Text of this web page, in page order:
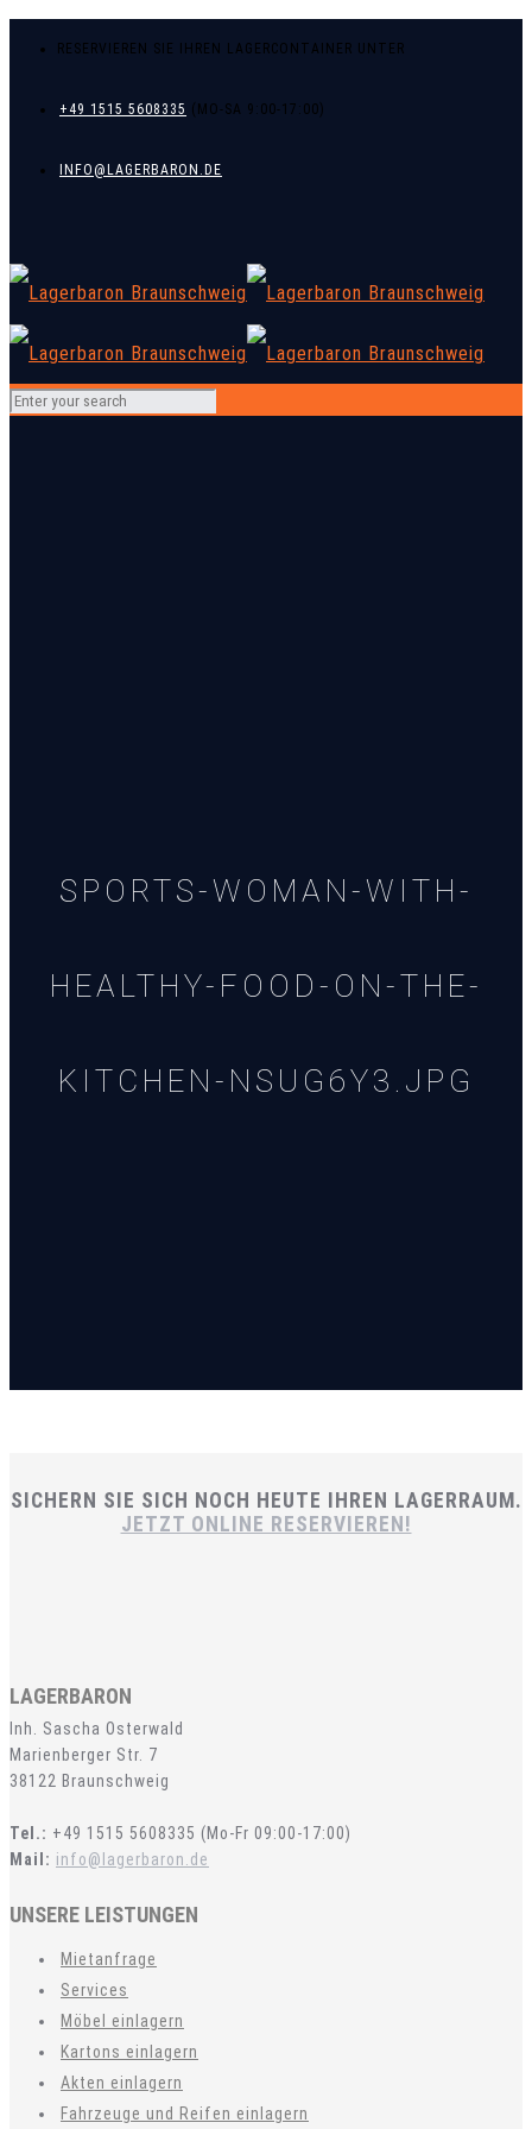
RESERVIEREN SIE IHREN LAGERCONTAINER UNTER
+49 1515 5608335
INFO@LAGERBARON.DE
SPORTS-WOMAN-WITH-
HEALTHY-FOOD-ON-THE-
KITCHEN-NSUG6Y3.JPG
SICHERN SIE SICH NOCH HEUTE IHREN LAGERRAUM.
JETZT ONLINE RESERVIEREN!
LAGERBARON
Inh. Sascha Osterwald
Marienberger Str. 7
38122 Braunschweig
Tel.: +49 1515 5608335 (Mo-Fr 09:00-17:00)
Mail: info@lagerbaron.de
UNSERE LEISTUNGEN
Mietanfrage
Services
Möbel einlagern
Kartons einlagern
Akten einlagern
Fahrzeuge und Reifen einlagern